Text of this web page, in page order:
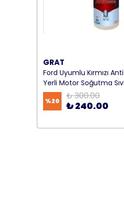
GRAT
Ford Uyumlu Kırmızı
Yerli Motor Soğutma
%20 ₺ 300.00
₺ 240.00